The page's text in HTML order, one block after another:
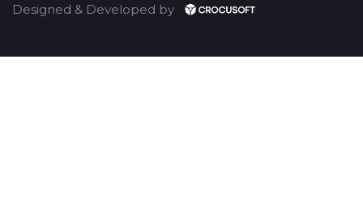
Designed & Developed by